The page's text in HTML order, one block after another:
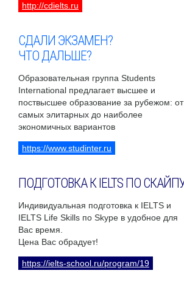
http://cdielts.ru
СДАЛИ ЭКЗАМЕН?
ЧТО ДАЛЬШЕ?
Образовательная группа Students
International предлагает высшее и
поствысшее образование за рубежом: от
самых элитарных до наиболее
экономичных вариантов
https://www.studinter.ru
ПОДГОТОВКА К IELTS ПО
Индивидуальная подготовка к IELTS и
IELTS Life Skills по Skype в удобное для
Вас время.
Цена Вас обрадует!
https://ielts-school.ru/program/19